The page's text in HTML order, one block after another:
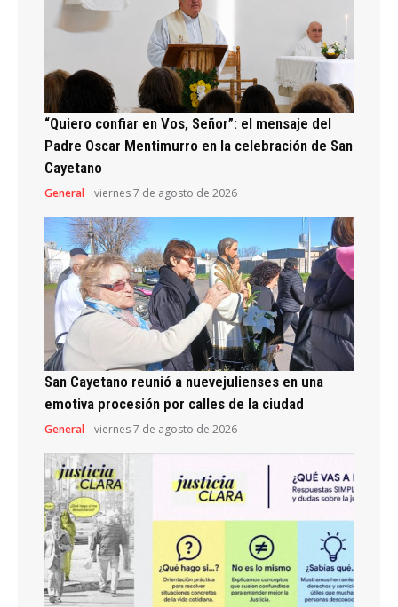
“Quiero confiar en Vos, Señor”: el mensaje del
Padre Oscar Mentimurro en la celebración de San
Cayetano
General viernes 7 de agosto de 2026
San Cayetano reunió a nuevejulienses en una
emotiva procesión por calles de la ciudad
General viernes 7 de agosto de 2026